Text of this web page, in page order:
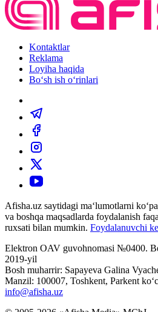
Kontaktlar
Reklama
Loyiha haqida
Bo‘sh ish o‘rinlari
Afisha.uz saytidagi ma‘lumotlarni
va boshqa maqsadlarda foydalanish
ruxsati bilan mumkin. Foydalanuvchi
Elektron OAV guvohnomasi №0400.
2019-yil
Bosh muharrir: Sapayeva Galina
Manzil: 100007, Toshkent, Parkent
info@afisha.uz